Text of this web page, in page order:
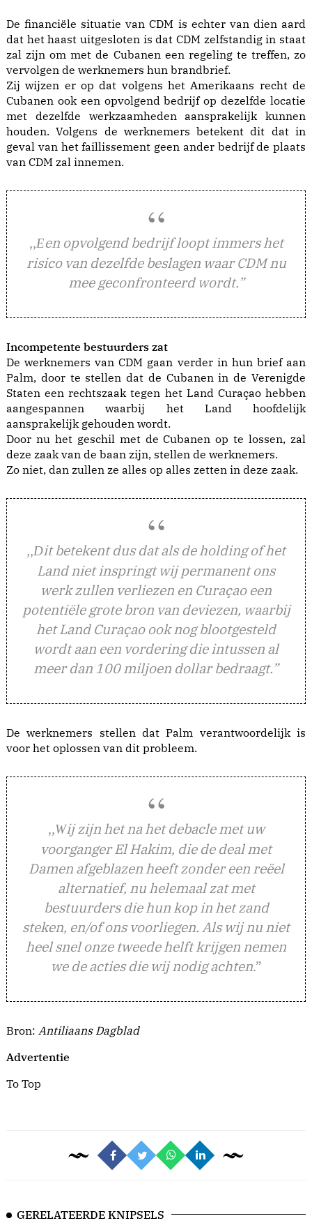
De financiële situatie van CDM is echter van dien aard
dat het haast uitgesloten is dat CDM zelfstandig in staat
zal zijn om met de Cubanen een regeling te treffen, zo
vervolgen de werknemers hun brandbrief.
Zij wijzen er op dat volgens het Amerikaans recht de
Cubanen ook een opvolgend bedrijf op dezelfde locatie
met dezelfde werkzaamheden aansprakelijk kunnen
houden. Volgens de werknemers betekent dit dat in
geval van het faillissement geen ander bedrijf de plaats
van CDM zal innemen.
,,Een opvolgend bedrijf loopt immers het
risico van dezelfde beslagen waar CDM nu
mee geconfronteerd wordt.”
Incompetente bestuurders zat
De werknemers van CDM gaan verder in hun brief aan
Palm, door te stellen dat de Cubanen in de Verenigde
Staten een rechtszaak tegen het Land Curaçao hebben
aangespannen waarbij het Land hoofdelijk
aansprakelijk gehouden wordt.
Door nu het geschil met de Cubanen op te lossen, zal
deze zaak van de baan zijn, stellen de werknemers.
Zo niet, dan zullen ze alles op alles zetten in deze zaak.
,,Dit betekent dus dat als de holding of het
Land niet inspringt wij permanent ons
werk zullen verliezen en Curaçao een
potentiële grote bron van deviezen, waarbij
het Land Curaçao ook nog blootgesteld
wordt aan een vordering die intussen al
meer dan 100 miljoen dollar bedraagt.”
De werknemers stellen dat Palm verantwoordelijk is
voor het oplossen van dit probleem.
,,Wij zijn het na het debacle met uw
voorganger El Hakim, die de deal met
Damen afgeblazen heeft zonder een reëel
alternatief, nu helemaal zat met
bestuurders die hun kop in het zand
steken, en/of ons voorliegen. Als wij nu niet
heel snel onze tweede helft krijgen nemen
we de acties die wij nodig achten.”
Bron: Antiliaans Dagblad
Advertentie
To Top
GERELATEERDE KNIPSELS